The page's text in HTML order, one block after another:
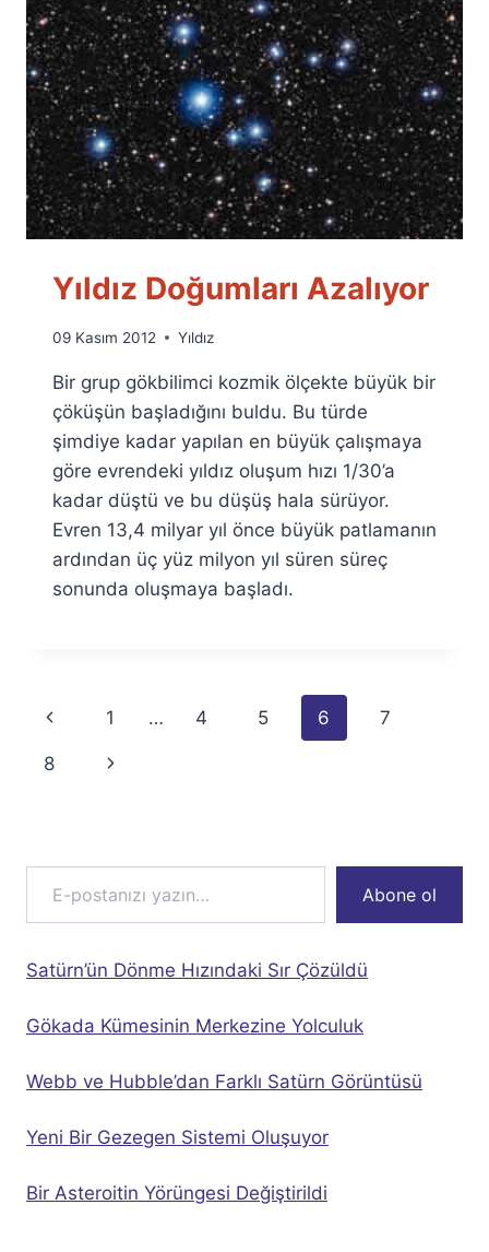
Yıldız Doğumları Azalıyor
By
Fuat
Özyar
09 Kasım 2012 Yıldız
Bir grup gökbilimci kozmik ölçekte büyük bir
çöküşün başladığını buldu. Bu türde
şimdiye kadar yapılan en büyük çalışmaya
göre evrendeki yıldız oluşum hızı 1/30’a
kadar düştü ve bu düşüş hala sürüyor.
Evren 13,4 milyar yıl önce büyük patlamanın
ardından üç yüz milyon yıl süren süreç
sonunda oluşmaya başladı.
Page
navigation
Previous
Page
1 … 4 5 6 7
8
Next
E-postanızı yazın…
Abone ol
Satürn’ün Dönme Hızındaki Sır Çözüldü
Gökada Kümesinin Merkezine Yolculuk
Webb ve Hubble’dan Farklı Satürn Görüntüsü
Yeni Bir Gezegen Sistemi Oluşuyor
Bir Asteroitin Yörüngesi Değiştirildi